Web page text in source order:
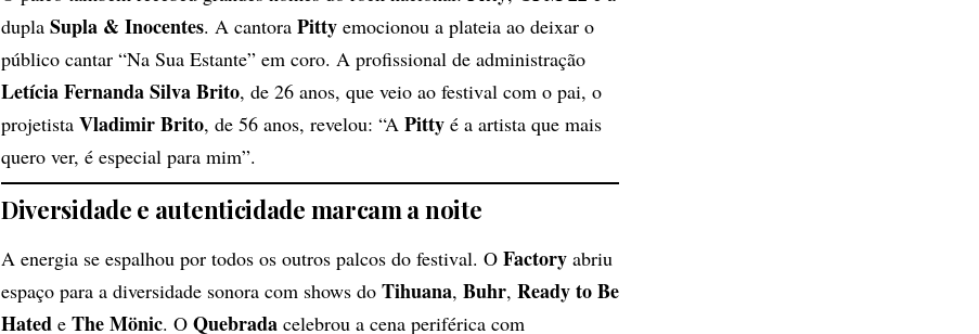
dupla Supla & Inocentes. A cantora Pitty emocionou a plateia ao deixar o
público cantar “Na Sua Estante” em coro. A profissional de administração
Letícia Fernanda Silva Brito, de 26 anos, que veio ao festival com o pai, o
projetista Vladimir Brito, de 56 anos, revelou: “A Pitty é a artista que mais
quero ver, é especial para mim”.
Diversidade e autenticidade marcam a noite
A energia se espalhou por todos os outros palcos do festival. O Factory abriu
espaço para a diversidade sonora com shows do Tihuana, Buhr, Ready to Be
Hated e The Mönic. O Quebrada celebrou a cena periférica com